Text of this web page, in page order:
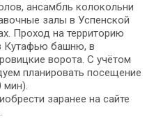
ансамбль колокольни
залы в Успенской
Проход на территорию
Кутафью башню, в
ворота. С учётом
планировать посещение
заранее на сайте